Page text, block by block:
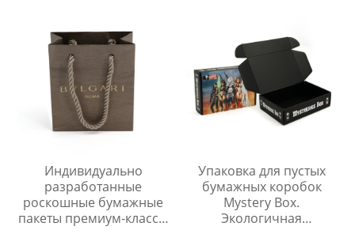
Индивидуально
разработанные
роскошные бумажные
пакеты премиум-класса,
Упаковка для пустых
бумажных коробок
Mystery Box.
Экологичная